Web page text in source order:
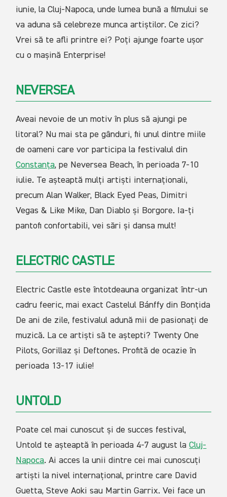
iunie, la Cluj-Napoca, unde lumea bună a filmului se
va aduna să celebreze munca artiștilor. Ce zici?
Vrei să te afli printre ei? Poți ajunge foarte ușor
cu o mașină Enterprise!
NEVERSEA
Aveai nevoie de un motiv în plus să ajungi pe
litoral? Nu mai sta pe gânduri, fii unul dintre miile
de oameni care vor participa la festivalul din
Constanța, pe Neversea Beach, în perioada 7-10
iulie. Te așteaptă mulți artiști internaționali,
precum Alan Walker, Black Eyed Peas, Dimitri
Vegas & Like Mike, Dan Diablo și Borgore. Ia-ți
pantofi confortabili, vei sări și dansa mult!
ELECTRIC CASTLE
Electric Castle este întotdeauna organizat într-un
cadru feeric, mai exact Castelul Bánffy din Bonțida
De ani de zile, festivalul adună mii de pasionați de
muzică. La ce artiști să te aștepti? Twenty One
Pilots, Gorillaz și Deftones. Profită de ocazie în
perioada 13-17 iulie!
UNTOLD
Poate cel mai cunoscut și de succes festival,
Untold te așteaptă în perioada 4-7 august laCluj-
Napoca. Ai acces la unii dintre cei mai cunoscuți
artiști la nivel internațional, printre care David
Guetta, Steve Aoki sau Martin Garrix. Vei face un